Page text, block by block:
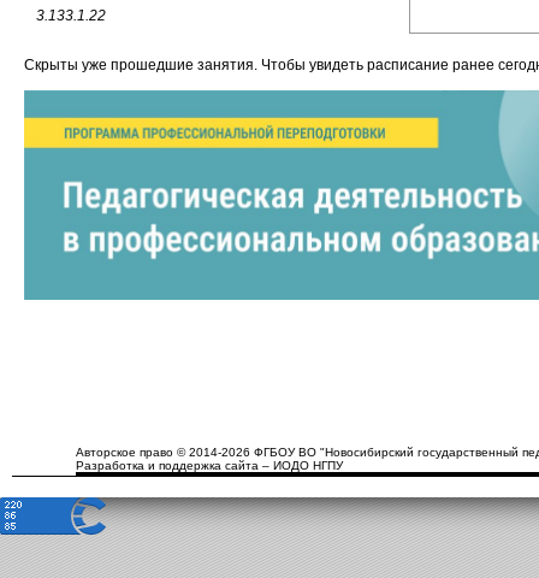
3.133.1.22
Скрыты уже прошедшие занятия. Чтобы увидеть расписание ранее
Авторское право © 2014-2026 ФГБОУ ВО "Новосибирский государственный
Разработка и поддержка сайта – ИОДО НГПУ